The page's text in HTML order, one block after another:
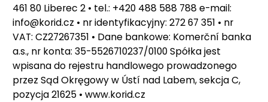
461 80 Liberec 2 • tel.: +420 488 588 788 e-mail:
info@korid.cz • nr identyfikacyjny: 272 67 351 • nr
VAT: CZ27267351 • Dane bankowe: Komerční banka
a.s., nr konta: 35-5526710237/0100 Spółka jest
wpisana do rejestru handlowego prowadzonego
przez Sąd Okręgowy w Ústí nad Labem, sekcja C,
pozycja 21625 • www.korid.cz